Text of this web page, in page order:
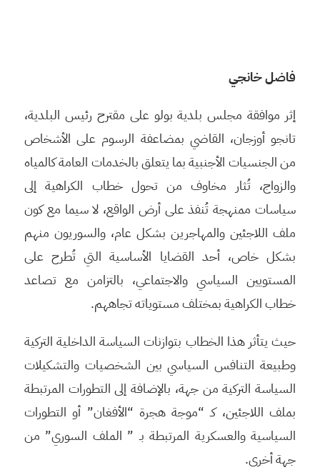
فاضل خانجي
إثر موافقة مجلس بلدية بولو على مقترح رئيس البلدية،
تانجو أوزجان، القاضي بمضاعفة الرسوم على الأشخاص
من الجنسيات الأجنبية بما يتعلق بالخدمات العامة كالمياه
والزواج، تُثار مخاوف من تحول خطاب الكراهية إلى
سياسات ممنهجة تُنفذ على أرض الواقع، لا سيما مع كون
ملف اللاجئين والمهاجرين بشكل عام، والسوريون منهم
بشكل خاص، أحد القضايا الأساسية التي تُطرح على
المستويين السياسي والاجتماعي، بالتزامن مع تصاعد
خطاب الكراهية بمختلف مستوياته تجاههم.
حيث يتأثر هذا الخطاب بتوازنات السياسة الداخلية التركية
وطبيعة التنافس السياسي بين الشخصيات والتشكيلات
السياسة التركية من جهة، بالإضافة إلى التطورات المرتبطة
بملف اللاجئين، كـ “موجة هجرة “الأفغان” أو التطورات
السياسية والعسكرية المرتبطة بـ ” الملف السوري” من
جهة أخرى.